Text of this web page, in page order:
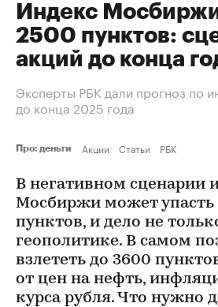
Индекс
2500 пунктов:
акций до конца
Эксперты РБК дали прогноз по
до конца 2025 года
Про: деньги Акции Статьи РБК
В негативном сценарии
Мосбиржи может упасть
пунктов, и дело не
геополитике. В самом
взлететь до 3600
от цен на нефть,
курса рубля. Что нужно